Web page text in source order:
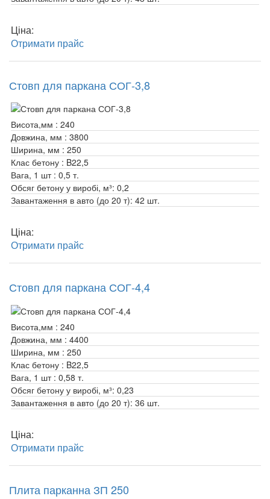
Ціна:
Отримати прайс
Стовп для паркана СОГ-3,8
Висота,мм : 240
Довжина, мм : 3800
Ширина, мм : 250
Клас бетону : B22,5
Вага, 1 шт : 0,5 т.
Обсяг бетону у виробі, м³: 0,2
Завантаження в авто (до 20 т): 42 шт.
Ціна:
Отримати прайс
Стовп для паркана СОГ-4,4
Висота,мм : 240
Довжина, мм : 4400
Ширина, мм : 250
Клас бетону : B22,5
Вага, 1 шт : 0,58 т.
Обсяг бетону у виробі, м³: 0,23
Завантаження в авто (до 20 т): 36 шт.
Ціна:
Отримати прайс
Плита парканна ЗП 250